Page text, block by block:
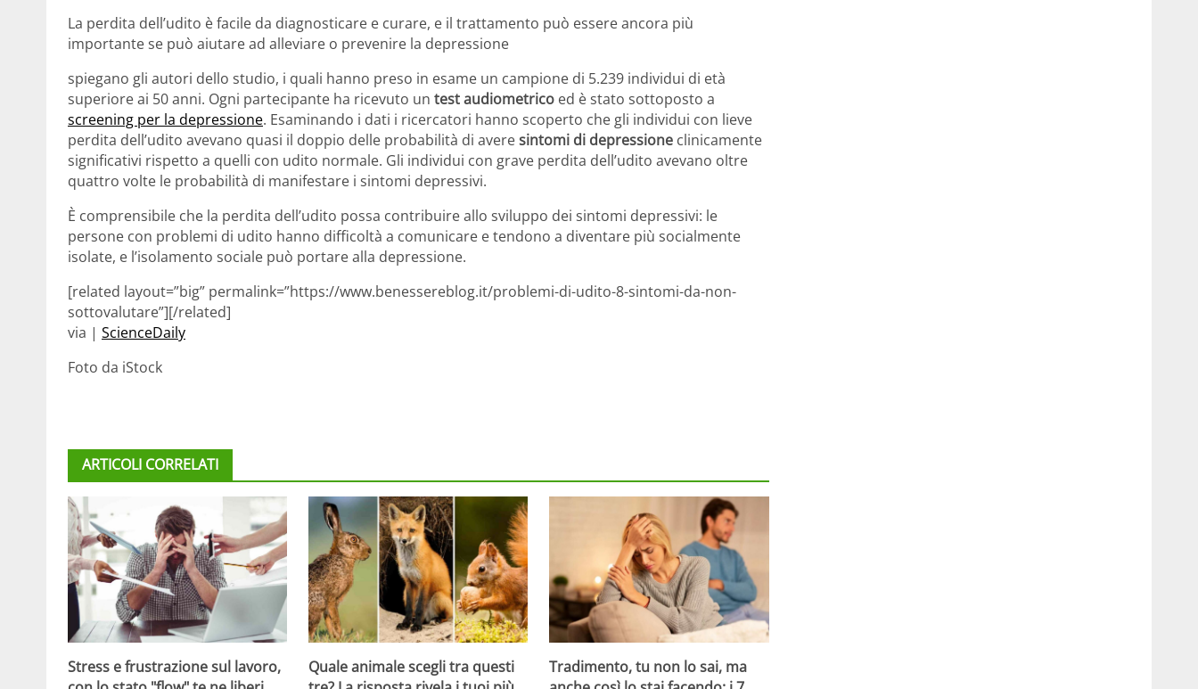
La perdita dell’udito è facile da diagnosticare e curare, e il trattamento può essere ancora più
importante se può aiutare ad alleviare o prevenire la depressione
spiegano gli autori dello studio, i quali hanno preso in esame un campione di 5.239 individui di età
superiore ai 50 anni. Ogni partecipante ha ricevuto un test audiometrico ed è stato sottoposto a
screening per la depressione. Esaminando i dati i ricercatori hanno scoperto che gli individui con lieve
perdita dell’udito avevano quasi il doppio delle probabilità di averesintomi di depressione clinicamente
significativi rispetto a quelli con udito normale. Gli individui con grave perdita dell’udito avevano oltre
quattro volte le probabilità di manifestare i sintomi depressivi.
È comprensibile che la perdita dell’udito possa contribuire allo sviluppo dei sintomi depressivi: le
persone con problemi di udito hanno difficoltà a comunicare e tendono a diventare più socialmente
isolate, e l’isolamento sociale può portare alla depressione.
[related layout=”big” permalink=”https://www.benessereblog.it/problemi-di-udito-8-sintomi-da-non-
sottovalutare”][/related]
via | ScienceDaily
Foto da iStock
ARTICOLI CORRELATI
Stress e frustrazione sul lavoro,
Quale animale scegli tra questi
Tradimento, tu non lo sai, ma